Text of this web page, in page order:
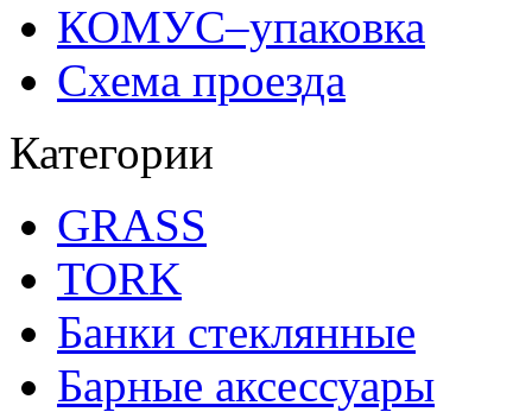
КОМУС–упаковка
Схема проезда
Категории
GRASS
TORK
Банки стеклянные
Барные аксессуары